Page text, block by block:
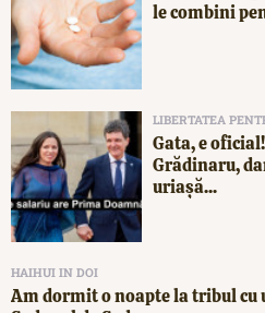
le combini
LIBERTATEA
Gata, e
Grădinaru,
uriașă...
HAIHUI IN DOI
Am dormit o noapte la tribul cu